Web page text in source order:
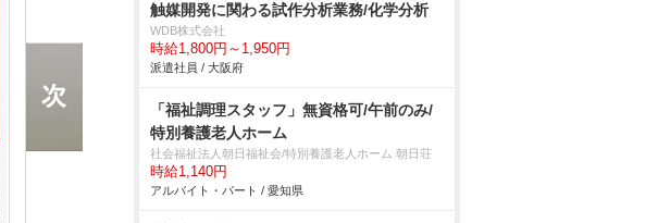
触媒開発に関わる試作分析業務/化学分析
WDB株式会社
時給1,800円～1,950円
派遣社員 / 大阪府
「福祉調理スタッフ」無資格可/午前のみ/
特別養護老人ホーム
社会福祉法人朝日福祉会/特別養護老人ホーム 朝日荘
時給1,140円
アルバイト・パート / 愛知県